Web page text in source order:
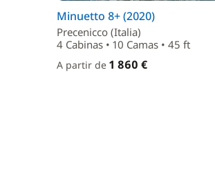
Minuetto 8+ (2020)
Precenicco (Italia)
4 Cabinas • 10 Camas • 45 ft
A partir de 1 860 €